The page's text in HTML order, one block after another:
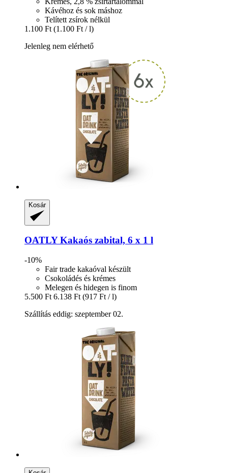
Kávéhoz és sok máshoz
Telített zsírok nélkül
1.100 Ft (1.100 Ft / l)
Jelenleg nem elérhető
Kosár
OATLYKakaós zabital, 6 x 1 l
-10%
Fair trade kakaóval készült
Csokoládés és krémes
Melegen és hidegen is finom
5.500 Ft 6.138 Ft (917 Ft / l)
Szállítás eddig: szeptember 02.